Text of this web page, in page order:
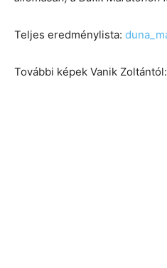
Teljes eredménylista:
További képek Vanik Zoltántól: